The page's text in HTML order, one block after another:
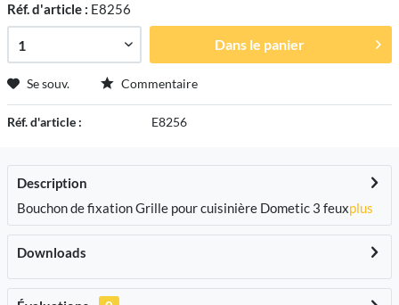
Réf. d'article : E8256
Dans le panier
Se souv. Commentaire
Réf. d'article : E8256
Description
Bouchon de fixation Grille pour cuisinière Dometic 3 feuxplus
Downloads